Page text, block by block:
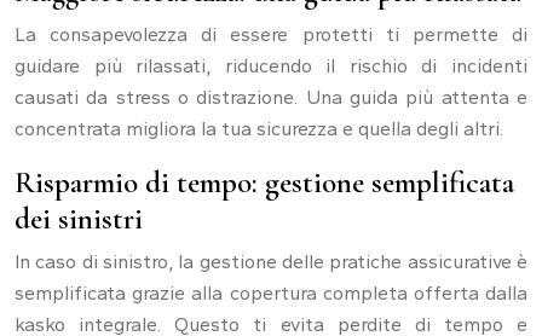
La consapevolezza di essere protetti ti permette di
guidare più rilassati, riducendo il rischio di incidenti
causati da stress o distrazione. Una guida più attenta e
concentrata migliora la tua sicurezza e quella degli altri.
Risparmio di tempo: gestione semplificata
dei sinistri
In caso di sinistro, la gestione delle pratiche assicurative è
semplificata grazie alla copertura completa offerta dalla
kasko integrale. Questo ti evita perdite di tempo e